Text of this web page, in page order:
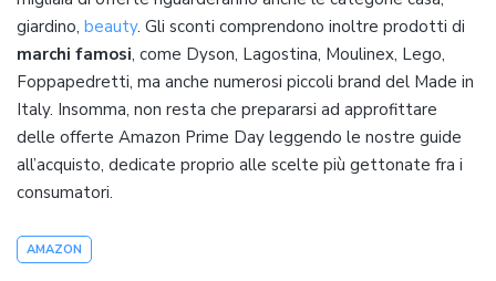
giardino, beauty. Gli sconti comprendono inoltre prodotti di
marchi famosi, come Dyson, Lagostina, Moulinex, Lego,
Foppapedretti, ma anche numerosi piccoli brand del Made in
Italy. Insomma, non resta che prepararsi ad approfittare
delle offerte Amazon Prime Day leggendo le nostre guide
all’acquisto, dedicate proprio alle scelte più gettonate fra i
consumatori.
AMAZON